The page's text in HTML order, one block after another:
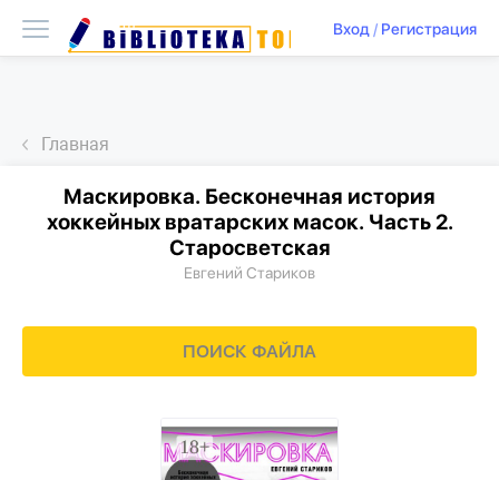
Вход/ Регистрация
Главная
Маскировка. Бесконечная история
хоккейных вратарских масок. Часть 2.
Старосветская
Евгений Стариков
ПОИСК ФАЙЛА